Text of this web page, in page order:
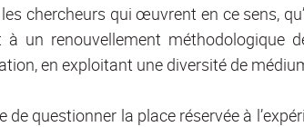
chercheurs qui œuvrent en ce sens,
à un renouvellement méthodologique
en exploitant une diversité de
questionner la place réservée à